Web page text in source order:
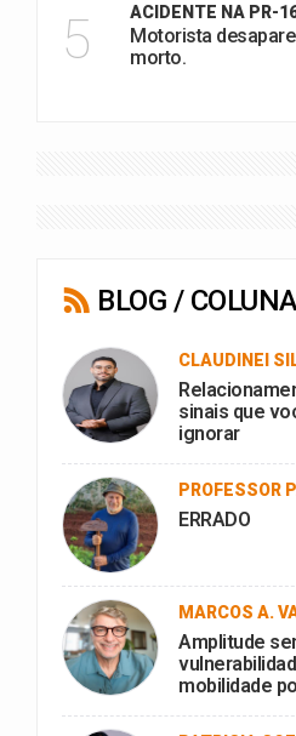
5 ACIDENTE NA PR-
Motorista
morto.
BLOG /
CLAUDINEI
sinais que
ignorar
PROFESSOR
ERRADO
MARCOS A.
Amplitude
mobilidade